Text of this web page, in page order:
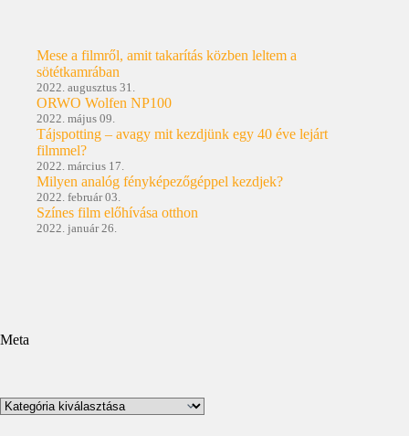
Mese a filmről, amit takarítás közben leltem a
sötétkamrában
2022. augusztus 31.
ORWO Wolfen NP100
2022. május 09.
Tájspotting – avagy mit kezdjünk egy 40 éve lejárt
filmmel?
2022. március 17.
Milyen analóg fényképezőgéppel kezdjek?
2022. február 03.
Színes film előhívása otthon
2022. január 26.
Meta
Kategóriák